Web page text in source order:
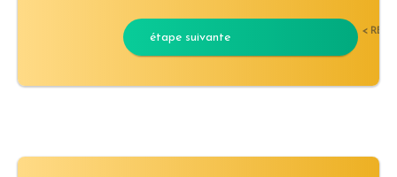
étape suivante <